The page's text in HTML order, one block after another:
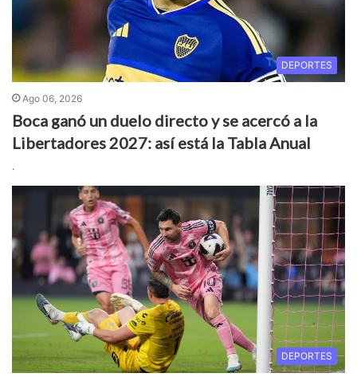
DEPORTES
Ago 06, 2026
Boca ganó un duelo directo y se acercó a la
Libertadores 2027: así está la Tabla Anual
.
DEPORTES